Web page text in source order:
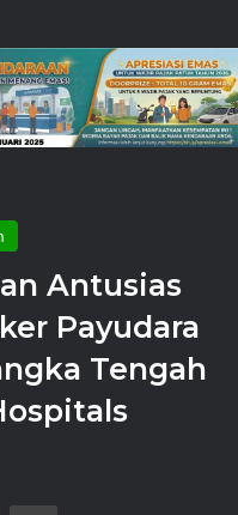
Antusias
Payudara
Tengah
Share via Email Print